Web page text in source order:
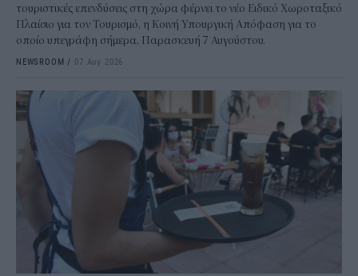
τουριστικές επενδύσεις στη χώρα φέρνει το νέο Ειδικό Χωροταξικό
Πλαίσιο για τον Τουρισμό, η Κοινή Υπουργική Απόφαση για το
οποίο υπεγράφη σήμερα, Παρασκευή 7 Αυγούστου.
NEWSROOM / 07 Αυγ 2026